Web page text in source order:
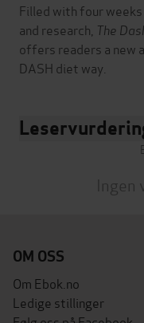
Filled with four
and research, The
offers readers a new
OM OSS
Om Ebok.no
Ledige stillinger